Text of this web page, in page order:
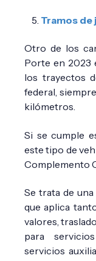
Tramos
Otro de los
Porte en 2023
los trayectos
federal,
kilómetros.
Si se cumple
este tipo de
Complemento
Se trata de una
que aplica
valores,
para
servicios